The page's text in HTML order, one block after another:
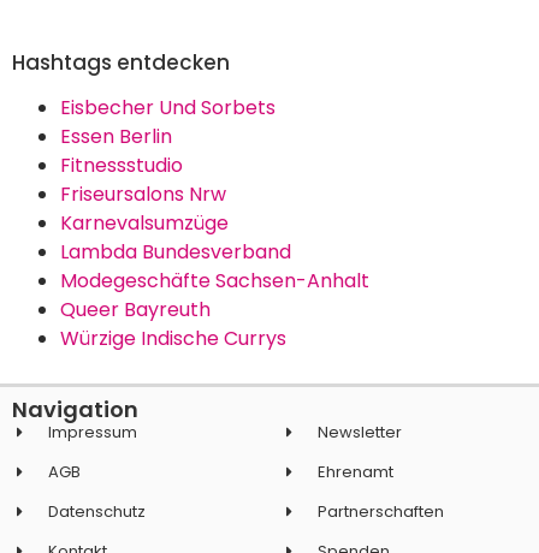
Hashtags entdecken
Eisbecher Und Sorbets
Essen Berlin
Fitnessstudio
Friseursalons Nrw
Karnevalsumzüge
Lambda Bundesverband
Modegeschäfte Sachsen-Anhalt
Queer Bayreuth
Würzige Indische Currys
Navigation
Impressum
AGB
Datenschutz
Newsletter
Ehrenamt
Partnerschaften